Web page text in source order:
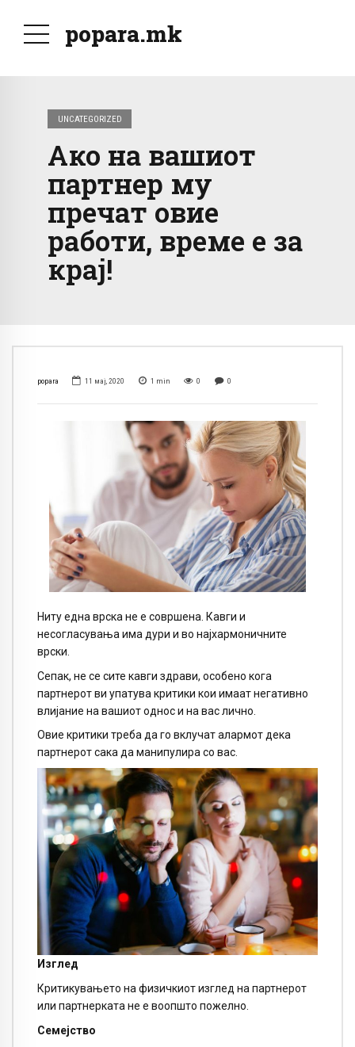
popara.mk
UNCATEGORIZED
Ако на вашиот
партнер му
пречат овие
работи, време е за
крај!
popara 11 мај, 2020 1 min 0 0
Ниту една врска не е совршена. Кавги и
несогласувања има дури и во најхармоничните
врски.
Сепак, не се сите кавги здрави, особено кога
партнерот ви упатува критики кои имаат негативно
влијание на вашиот однос и на вас лично.
Овие критики треба да го вклучат алармот дека
партнерот сака да манипулира со вас.
Изглед
Критикувањето на физичкиот изглед на партнерот
или партнерката не е воопшто пожелно.
Семејство